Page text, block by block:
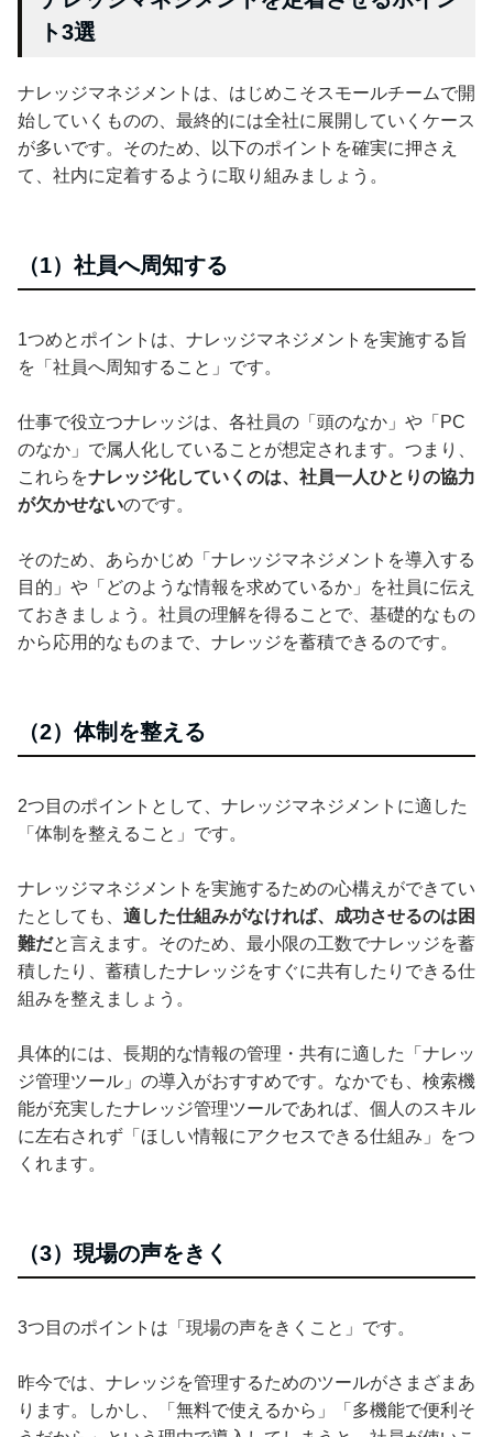
ト3選
ナレッジマネジメントは、はじめこそスモールチームで開
始していくものの、最終的には全社に展開していくケース
が多いです。そのため、以下のポイントを確実に押さえ
て、社内に定着するように取り組みましょう。
（1）社員へ周知する
1つめとポイントは、ナレッジマネジメントを実施する旨
を「社員へ周知すること」です。
仕事で役立つナレッジは、各社員の「頭のなか」や「PC
のなか」で属人化していることが想定されます。つまり、
これらをナレッジ化していくのは、社員一人ひとりの協力
が欠かせないのです。
そのため、あらかじめ「ナレッジマネジメントを導入する
目的」や「どのような情報を求めているか」を社員に伝え
ておきましょう。社員の理解を得ることで、基礎的なもの
から応用的なものまで、ナレッジを蓄積できるのです。
（2）体制を整える
2つ目のポイントとして、ナレッジマネジメントに適した
「体制を整えること」です。
ナレッジマネジメントを実施するための心構えができてい
たとしても、 適した仕組みがなければ、成功させるのは困
難だと言えます。そのため、最小限の工数でナレッジを蓄
積したり、蓄積したナレッジをすぐに共有したりできる仕
組みを整えましょう。
具体的には、長期的な情報の管理・共有に適した「ナレッ
ジ管理ツール」の導入がおすすめです。なかでも、検索機
能が充実したナレッジ管理ツールであれば、個人のスキル
に左右されず「ほしい情報にアクセスできる仕組み」をつ
くれます。
（3）現場の声をきく
3つ目のポイントは「現場の声をきくこと」です。
昨今では、ナレッジを管理するためのツールがさまざまあ
ります。しかし、「無料で使えるから」「多機能で便利そ